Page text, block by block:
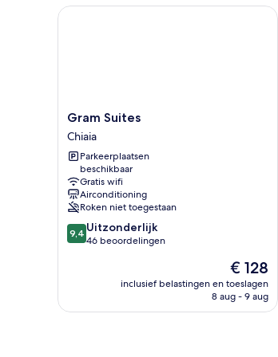
Gram
Suites
Chiaia
Gram Suites
Chiaia
Parkeerplaatsen
beschikbaar
Gratis wifi
Airconditioning
Roken niet toegestaan
9.4
van
9,4 Uitzonderlijk
46 beoordelingen
De
prijs
is
€ 128
inclusief belastingen en toeslagen
8 aug - 9 aug
Gram Suites